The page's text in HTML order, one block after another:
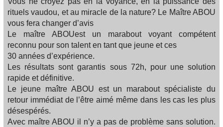
rituels vaudou, et au miracle de la nature? Le Maître ABOU
vous fera changer d’avis
Le maître ABOUest un marabout voyant compétent
reconnu pour son talent en tant que jeune et ces
30 années d’expérience.
Les résultats sont garantis sous 72h, pour une solution
rapide et définitive.
Le jeune maître ABOU est un marabout spécialiste du
retour immédiat de l’être aimé même dans les cas les plus
désespérés.
Avec maître ABOU il n’y a pas de problème sans solution.